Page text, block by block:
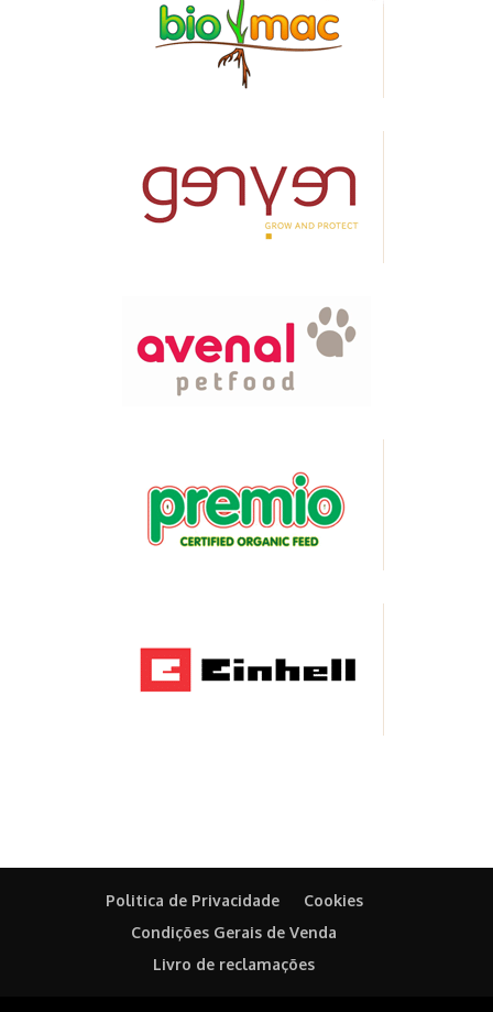
Politica de Privacidade
Cookies
Condições Gerais de Venda
Livro de reclamações